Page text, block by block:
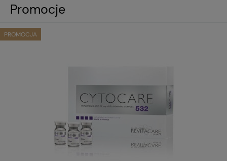
Promocje
PROMOCJA